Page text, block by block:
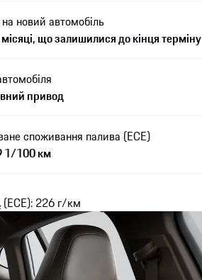
на новий автомобіль
що залишилися до кінця терміну
привод
споживання палива (ECE)
1/100 км
(ECE): 226 г/км